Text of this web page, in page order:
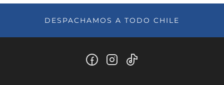
DESPACHAMOS A TODO CHILE